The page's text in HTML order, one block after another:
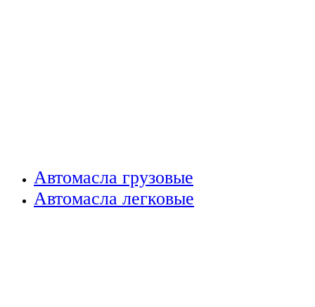
Автомасла грузовые
Автомасла легковые